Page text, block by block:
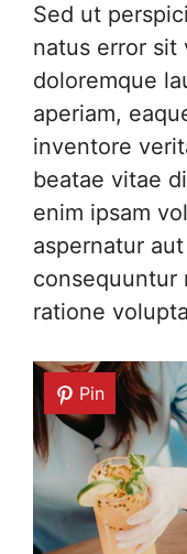
Sed ut
natus error sit
doloremque
aperiam,
inventore
beatae vitae
enim ipsam
aspernatur
consequuntur
ratione
Pin
Pin